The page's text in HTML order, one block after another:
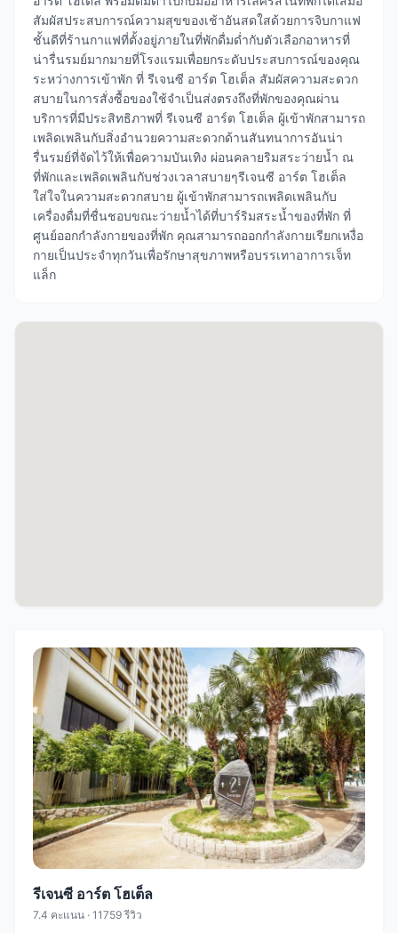
สัมผัสประสบการณ์ความสุขของเช้าอันสดใสด้วยการจิบกาแฟ
ชั้นดีที่ร้านกาแฟที่ตั้งอยู่ภายในที่พักดื่มด่ำกับตัวเลือกอาหารที่
น่ารื่นรมย์มากมายที่โรงแรมเพื่อยกระดับประสบการณ์ของคุณ
ระหว่างการเข้าพัก ที่ รีเจนซี อาร์ต โฮเต็ล สัมผัสความสะดวก
สบายในการสั่งซื้อของใช้จำเป็นส่งตรงถึงที่พักของคุณผ่าน
บริการที่มีประสิทธิภาพที่ รีเจนซี อาร์ต โฮเต็ล ผู้เข้าพักสามารถ
เพลิดเพลินกับสิ่งอำนวยความสะดวกด้านสันทนาการอันน่า
รื่นรมย์ที่จัดไว้ให้เพื่อความบันเทิง ผ่อนคลายริมสระว่ายน้ำ ณ
ที่พักและเพลิดเพลินกับช่วงเวลาสบายๆรีเจนซี อาร์ต โฮเต็ล
ใส่ใจในความสะดวกสบาย ผู้เข้าพักสามารถเพลิดเพลินกับ
เครื่องดื่มที่ชื่นชอบขณะว่ายน้ำได้ที่บาร์ริมสระน้ำของที่พัก ที่
ศูนย์ออกกำลังกายของที่พัก คุณสามารถออกกำลังกายเรียกเหงื่อ
กายเป็นประจำทุกวันเพื่อรักษาสุขภาพหรือบรรเทาอาการเจ็ท
แล็ก
รีเจนซี อาร์ต โฮเต็ล
7.4 คะแนน · 11759 รีวิว